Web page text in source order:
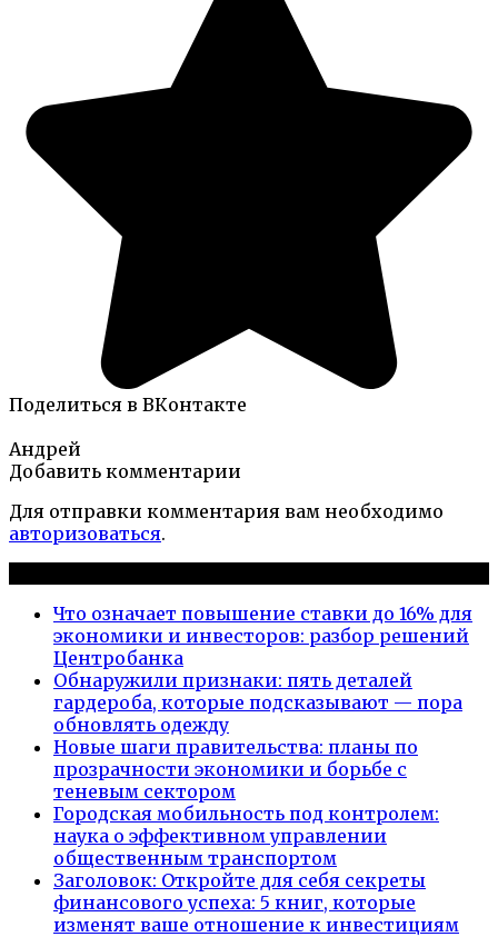
Поделиться в ВКонтакте
Андрей
Добавить комментарии
Для отправки комментария вам необходимо
авторизоваться.
Что означает повышение ставки до 16% для
экономики и инвесторов: разбор решений
Центробанка
Обнаружили признаки: пять деталей
гардероба, которые подсказывают — пора
обновлять одежду
Новые шаги правительства: планы по
прозрачности экономики и борьбе с
теневым сектором
Городская мобильность под контролем:
наука о эффективном управлении
общественным транспортом
Заголовок: Откройте для себя секреты
финансового успеха: 5 книг, которые
изменят ваше отношение к инвестициям